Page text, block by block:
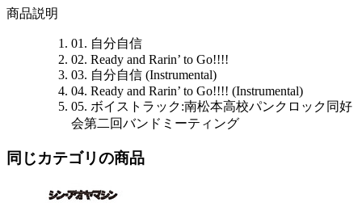
商品説明
01. 自分自信
02. Ready and Rarin’ to Go!!!!
03. 自分自信 (Instrumental)
04. Ready and Rarin’ to Go!!!! (Instrumental)
05. ボイストラック:南松本高校パンクロック同好
会第二回バンドミーティング
同じカテゴリの商品